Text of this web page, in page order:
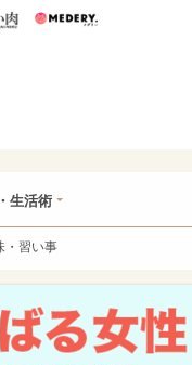
ン うまい肉
生活術
・習い事